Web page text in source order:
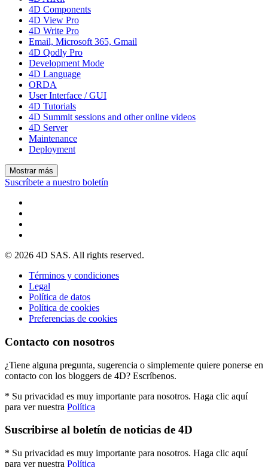
4D Components
4D View Pro
4D Write Pro
Email, Microsoft 365, Gmail
4D Qodly Pro
Development Mode
4D Language
ORDA
User Interface / GUI
4D Tutorials
4D Summit sessions and other online videos
4D Server
Maintenance
Deployment
Mostrar más
Suscríbete a nuestro boletín
© 2026 4D SAS. All rights reserved.
Términos y condiciones
Legal
Política de datos
Política de cookies
Preferencias de cookies
Contacto con nosotros
¿Tiene alguna pregunta, sugerencia o simplemente quiere ponerse en
contacto con los bloggers de 4D? Escríbenos.
* Su privacidad es muy importante para nosotros. Haga clic aquí
para ver nuestra Política
Suscribirse al boletín de noticias de 4D
* Su privacidad es muy importante para nosotros. Haga clic aquí
para ver nuestra Política